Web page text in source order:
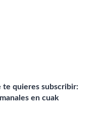
te quieres subscribir:
en cuak